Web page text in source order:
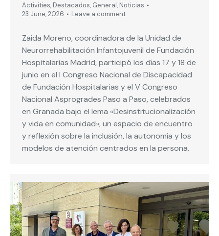
Activities, Destacados, General, Noticias
23 June, 2026
Leave a comment
Zaida Moreno, coordinadora de la Unidad de
Neurorrehabilitación Infantojuvenil de Fundación
Hospitalarias Madrid, participó los días 17 y 18 de
junio en el I Congreso Nacional de Discapacidad
de Fundación Hospitalarias y el V Congreso
Nacional Asprogrades Paso a Paso, celebrados
en Granada bajo el lema «Desinstitucionalización
y vida en comunidad», un espacio de encuentro
y reflexión sobre la inclusión, la autonomía y los
modelos de atención centrados en la persona.